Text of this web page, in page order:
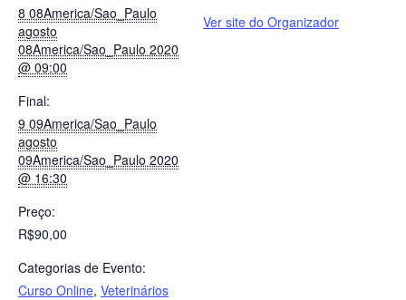
8 08America/Sao_Paulo
agosto
08America/Sao_Paulo 2020
@ 09:00
Final:
9 09America/Sao_Paulo
agosto
09America/Sao_Paulo 2020
@ 16:30
Preço:
R$90,00
Categorias de Evento:
Curso Online, Veterinários
Ver site do Organizador